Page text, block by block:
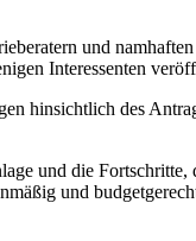
und
Interessenten
hinsichtlich des
und die
und